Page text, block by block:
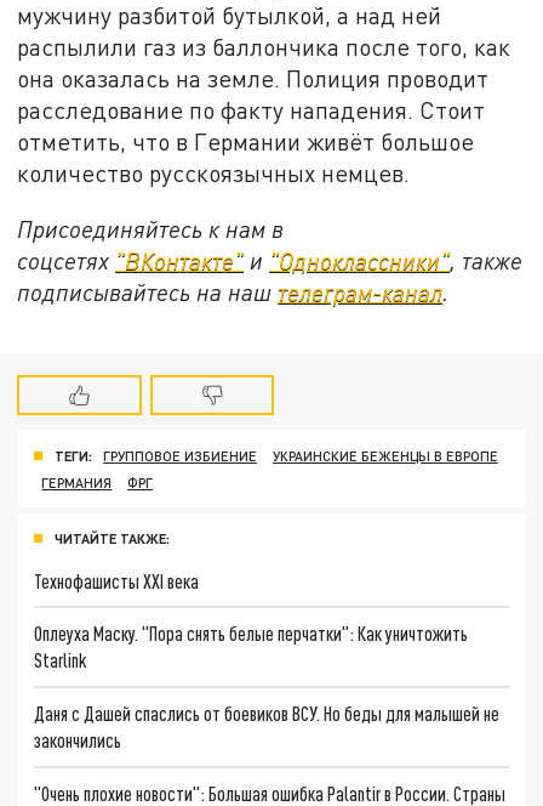
мужчину разбитой бутылкой, а над ней
распылили газ из баллончика после того, как
она оказалась на земле. Полиция проводит
расследование по факту нападения. Стоит
отметить, что в Германии живёт большое
количество русскоязычных немцев.
Присоединяйтесь к нам в
соцсетях "ВКонтакте" и "Одноклассники", также
подписывайтесь на наш телеграм-канал.
ТЕГИ: ГРУППОВОЕ ИЗБИЕНИЕ
УКРАИНСКИЕ БЕЖЕНЦЫ В ЕВРОПЕ
ГЕРМАНИЯ
ФРГ
ЧИТАЙТЕ ТАКЖЕ:
Технофашисты XXI века
Оплеуха Маску. "Пора снять белые перчатки": Как уничтожить
Starlink
Даня с Дашей спаслись от боевиков ВСУ. Но беды для малышей не
закончились
"Очень плохие новости": Большая ошибка Palantir в России. Страны